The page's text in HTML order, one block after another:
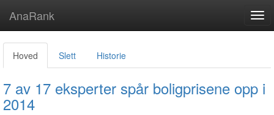
AnaRank
Hoved Slett Historie
7 av 17 eksperter spår boligprisene opp i
2014